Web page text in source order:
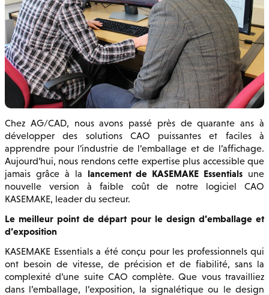
Chez AG/CAD, nous avons passé près de quarante ans à
développer des solutions CAO puissantes et faciles à
apprendre pour l’industrie de l’emballage et de l’affichage.
Aujourd’hui, nous rendons cette expertise plus accessible que
jamais grâce à la lancement de KASEMAKE Essentials une
nouvelle version à faible coût de notre logiciel CAO
KASEMAKE, leader du secteur.
Le meilleur point de départ pour le design d’emballage et
d’exposition
KASEMAKE Essentials a été conçu pour les professionnels qui
ont besoin de vitesse, de précision et de fiabilité, sans la
complexité d’une suite CAO complète. Que vous travailliez
dans l’emballage, l’exposition, la signalétique ou le design